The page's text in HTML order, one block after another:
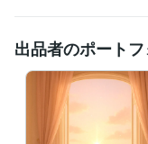
方！否定ゼロ、全部受け
秘密厳守（マイナンバー
持契約も締結済です✨
✳️その他ご質問等ござい
✴️私自身の経験からお
くどうぞ
出品者のポート